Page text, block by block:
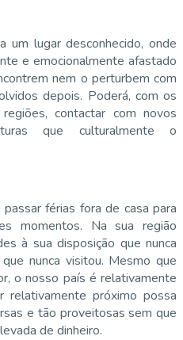
um lugar desconhecido, onde
e emocionalmente afastado
nem o perturbem com
depois. Poderá, com os
contactar com novos
que culturalmente o
férias fora de casa para
momentos. Na sua região
à sua disposição que nunca
nunca visitou. Mesmo que
o nosso país é relativamente
relativamente próximo possa
e tão proveitosas sem que
de dinheiro.